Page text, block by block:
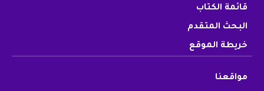
قائمة الكتاب
البحث المتقدم
خريطة الموقع
مواقعنا